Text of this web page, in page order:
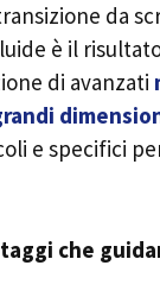
da
è il
di avanzati
e specifici
che